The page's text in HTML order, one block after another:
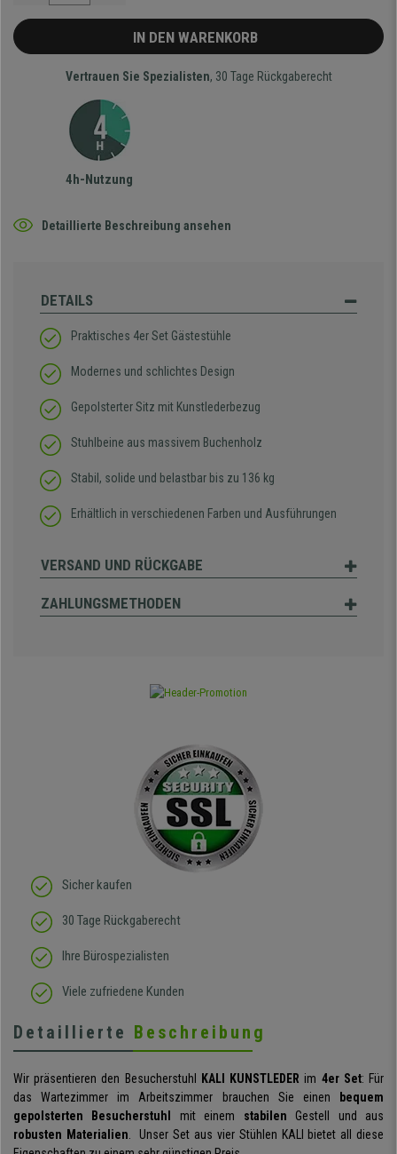
IN DEN WARENKORB
Vertrauen Sie Spezialisten, 30 Tage Rückgaberecht
4h-Nutzung
Detaillierte Beschreibung ansehen
DETAILS
Praktisches 4er Set Gästestühle
Modernes und schlichtes Design
Gepolsterter Sitz mit Kunstlederbezug
Stuhlbeine aus massivem Buchenholz
Stabil, solide und belastbar bis zu 136 kg
Erhältlich in verschiedenen Farben und Ausführungen
VERSAND UND RÜCKGABE
ZAHLUNGSMETHODEN
Sicher kaufen
30 Tage Rückgaberecht
Ihre Bürospezialisten
Viele zufriedene Kunden
Detaillierte Beschreibung
Wir präsentieren den Besucherstuhl KALI KUNSTLEDER im 4er Set: Für
das Wartezimmer im Arbeitszimmer brauchen Sie einen
bequem
gepolsterten Besucherstuhl
mit einem stabilen Gestell und aus
robusten Materialien. Unser Set aus vier Stühlen KALI bietet all diese